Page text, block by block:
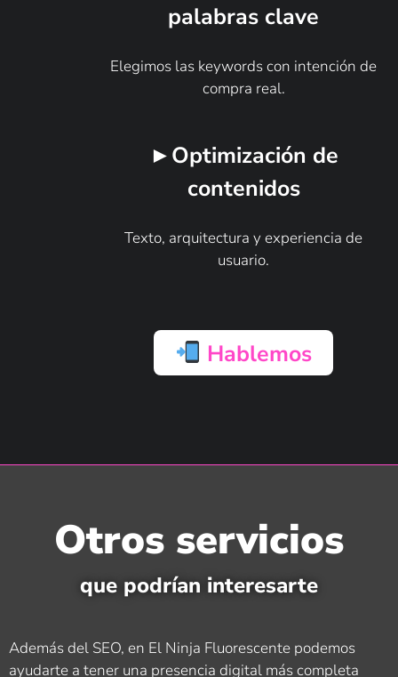
palabras clave
Elegimos las keywords con intención de
compra real.
►Optimización de
contenidos
Texto, arquitectura y experiencia de
usuario.
Hablemos
Otros servicios
que podrían interesarte
Además del SEO, en El Ninja Fluorescente podemos
ayudarte a tener una presencia digital más completa